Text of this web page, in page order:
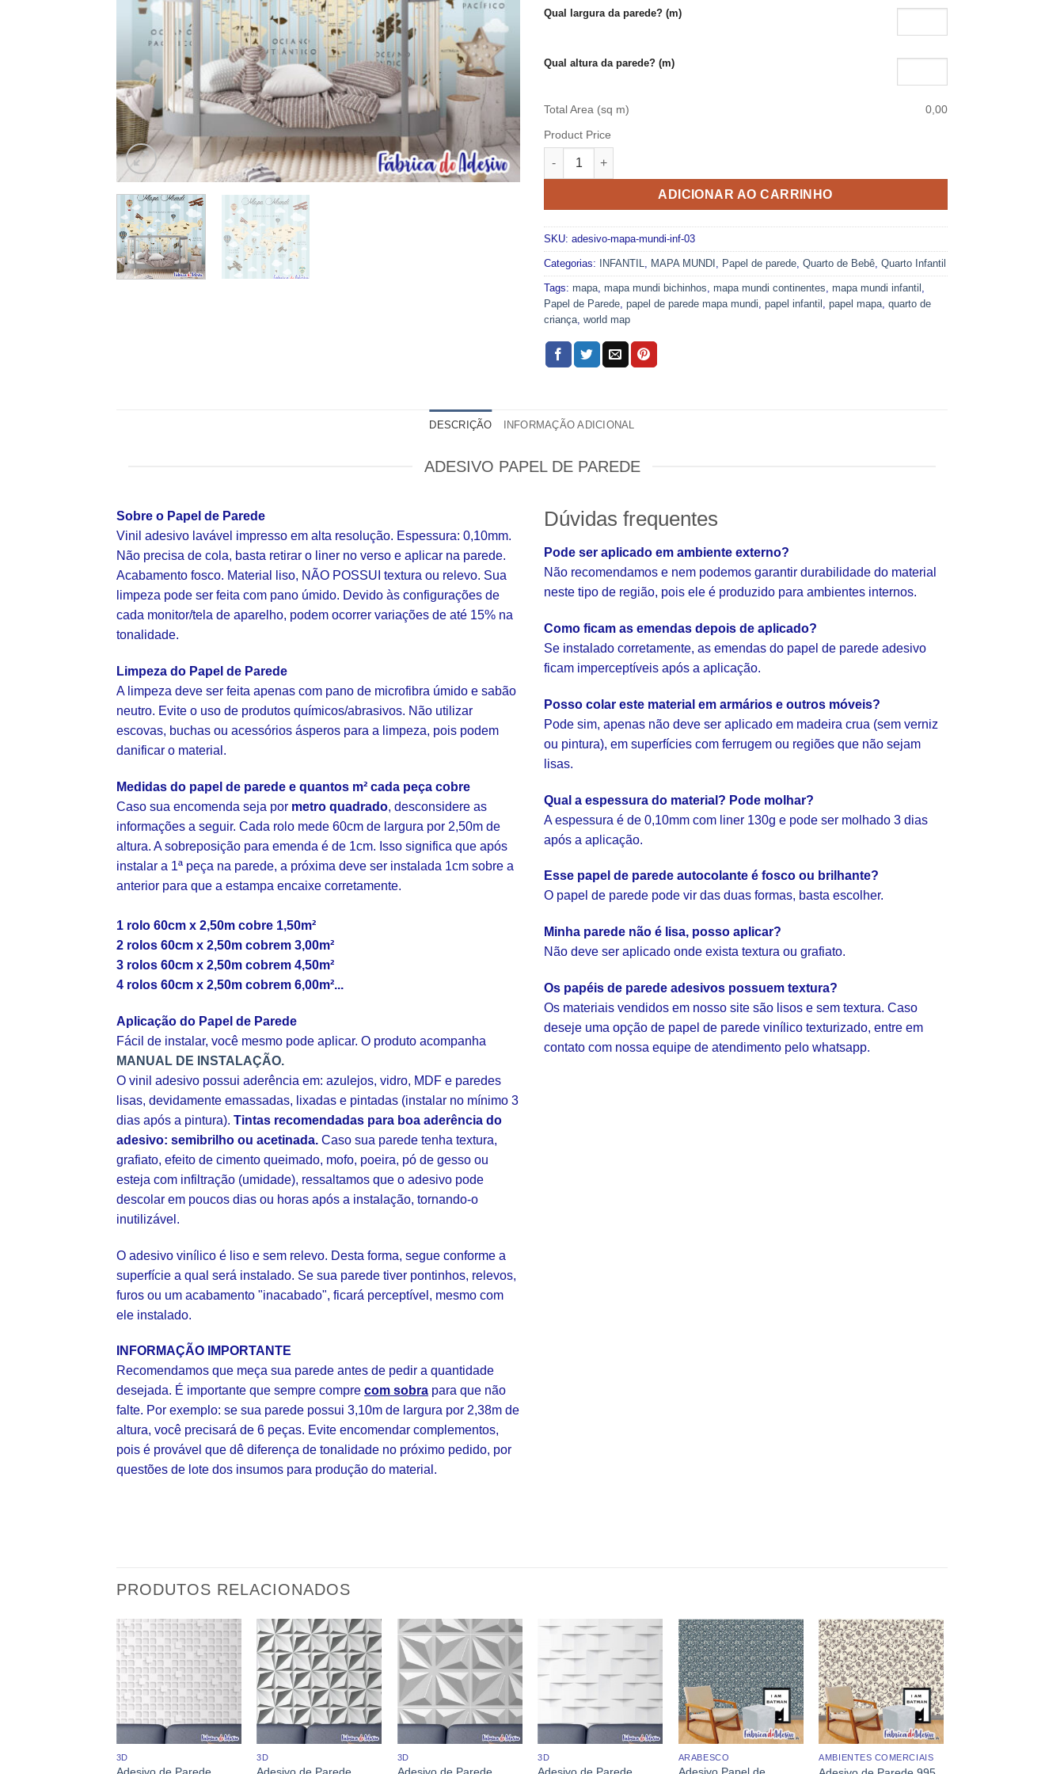
Qual largura da parede? (m)
Qual altura da parede? (m)
Total Area (sq m)
0,00
Product Price
Papel de parede adesivo lavável - Mapa Mundi Infantil 03 quantidade
ADICIONAR AO CARRINHO
SKU: adesivo-mapa-mundi-inf-03
Categorias: INFANTIL MAPA MUNDI Papel de parede Quarto de Bebê Quarto Infantil
Tags: mapa mapa mundi bichinhos mapa mundi continentes mapa mundi infantil
Papel de Parede papel de parede mapa mundi papel infantil papel mapa quarto de
criança world map
DESCRIÇÃO INFORMAÇÃO ADICIONAL
ADESIVO PAPEL DE PAREDE
Sobre o Papel de Parede
Vinil adesivo lavável impresso em alta resolução. Espessura: 0,10mm.
Não precisa de cola, basta retirar o liner no verso e aplicar na parede.
Acabamento fosco. Material liso, NÃO POSSUI textura ou relevo. Sua
limpeza pode ser feita com pano úmido. Devido às configurações de
cada monitor/tela de aparelho, podem ocorrer variações de até 15% na
tonalidade.
Limpeza do Papel de Parede
A limpeza deve ser feita apenas com pano de microfibra úmido e sabão
neutro. Evite o uso de produtos químicos/abrasivos. Não utilizar
escovas, buchas ou acessórios ásperos para a limpeza, pois podem
danificar o material.
Medidas do papel de parede e quantos m² cada peça cobre
Caso sua encomenda seja por metro quadrado, desconsidere as
informações a seguir. Cada rolo mede 60cm de largura por 2,50m de
altura. A sobreposição para emenda é de 1cm. Isso significa que após
instalar a 1ª peça na parede, a próxima deve ser instalada 1cm sobre a
anterior para que a estampa encaixe corretamente.
1 rolo 60cm x 2,50m cobre 1,50m²
2 rolos 60cm x 2,50m cobrem 3,00m²
3 rolos 60cm x 2,50m cobrem 4,50m²
4 rolos 60cm x 2,50m cobrem 6,00m²...
Aplicação do Papel de Parede
Fácil de instalar, você mesmo pode aplicar. O produto acompanha
MANUAL DE INSTALAÇÃO.
O vinil adesivo possui aderência em: azulejos, vidro, MDF e paredes
lisas, devidamente emassadas, lixadas e pintadas (instalar no mínimo 3
dias após a pintura). Tintas recomendadas para boa aderência do
adesivo: semibrilho ou acetinada. Caso sua parede tenha textura,
grafiato, efeito de cimento queimado, mofo, poeira, pó de gesso ou
esteja com infiltração (umidade), ressaltamos que o adesivo pode
descolar em poucos dias ou horas após a instalação, tornando-o
inutilizável.
O adesivo vinílico é liso e sem relevo. Desta forma, segue conforme a
superfície a qual será instalado. Se sua parede tiver pontinhos, relevos,
furos ou um acabamento "inacabado", ficará perceptível, mesmo com
ele instalado.
INFORMAÇÃO IMPORTANTE
Recomendamos que meça sua parede antes de pedir a quantidade
desejada. É importante que sempre compre com sobra para que não
falte. Por exemplo: se sua parede possui 3,10m de largura por 2,38m de
altura, você precisará de 6 peças. Evite encomendar complementos,
pois é provável que dê diferença de tonalidade no próximo pedido, por
questões de lote dos insumos para produção do material.
Dúvidas frequentes
Pode ser aplicado em ambiente externo?
Não recomendamos e nem podemos garantir durabilidade do material
neste tipo de região, pois ele é produzido para ambientes internos.
Como ficam as emendas depois de aplicado?
Se instalado corretamente, as emendas do papel de parede adesivo
ficam imperceptíveis após a aplicação.
Posso colar este material em armários e outros móveis?
Pode sim, apenas não deve ser aplicado em madeira crua (sem verniz
ou pintura), em superfícies com ferrugem ou regiões que não sejam
lisas.
Qual a espessura do material? Pode molhar?
A espessura é de 0,10mm com liner 130g e pode ser molhado 3 dias
após a aplicação.
Esse papel de parede autocolante é fosco ou brilhante?
O papel de parede pode vir das duas formas, basta escolher.
Minha parede não é lisa, posso aplicar?
Não deve ser aplicado onde exista textura ou grafiato.
Os papéis de parede adesivos possuem textura?
Os materiais vendidos em nosso site são lisos e sem textura. Caso
deseje uma opção de papel de parede vinílico texturizado, entre em
contato com nossa equipe de atendimento pelo whatsapp.
PRODUTOS RELACIONADOS
3D 3D 3D 3D ARABESCO AMBIENTES COMERCIAIS